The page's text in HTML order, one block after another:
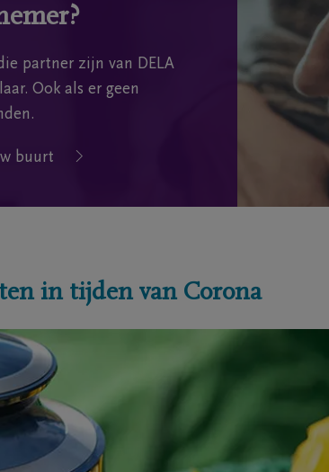
partner zijn van DELA
Ook als er geen
buurt
in tijden van Corona